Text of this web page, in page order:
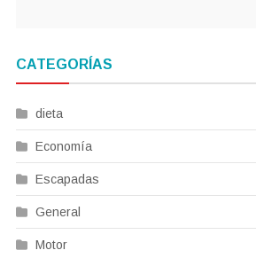
CATEGORÍAS
dieta
Economía
Escapadas
General
Motor